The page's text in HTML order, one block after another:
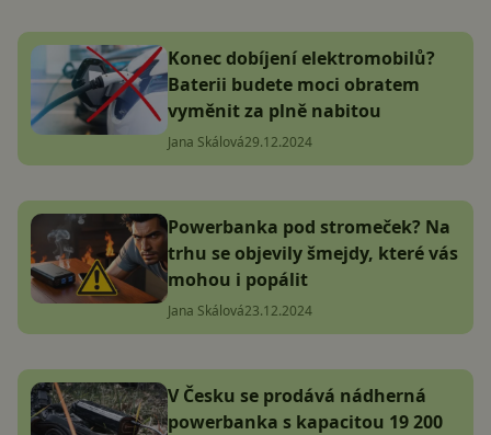
Konec dobíjení elektromobilů?
Baterii budete moci obratem
vyměnit za plně nabitou
Jana Skálová29.12.2024
Powerbanka pod stromeček? Na
trhu se objevily šmejdy, které vás
mohou i popálit
Jana Skálová23.12.2024
V Česku se prodává nádherná
powerbanka s kapacitou 19 200